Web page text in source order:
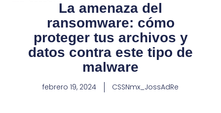
La amenaza del
ransomware: cómo
proteger tus archivos y
datos contra este tipo de
malware
febrero 19, 2024 CSSNmx_JossAdRe